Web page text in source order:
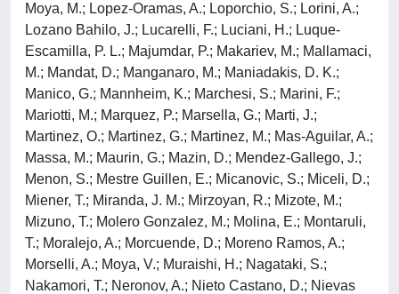
Moya, M.; Lopez-Oramas, A.; Loporchio, S.; Lorini, A.;
Lozano Bahilo, J.; Lucarelli, F.; Luciani, H.; Luque-
Escamilla, P. L.; Majumdar, P.; Makariev, M.; Mallamaci,
M.; Mandat, D.; Manganaro, M.; Maniadakis, D. K.;
Manico, G.; Mannheim, K.; Marchesi, S.; Marini, F.;
Mariotti, M.; Marquez, P.; Marsella, G.; Marti, J.;
Martinez, O.; Martinez, G.; Martinez, M.; Mas-Aguilar, A.;
Massa, M.; Maurin, G.; Mazin, D.; Mendez-Gallego, J.;
Menon, S.; Mestre Guillen, E.; Micanovic, S.; Miceli, D.;
Miener, T.; Miranda, J. M.; Mirzoyan, R.; Mizote, M.;
Mizuno, T.; Molero Gonzalez, M.; Molina, E.; Montaruli,
T.; Moralejo, A.; Morcuende, D.; Moreno Ramos, A.;
Morselli, A.; Moya, V.; Muraishi, H.; Nagataki, S.;
Nakamori, T.; Neronov, A.; Nieto Castano, D.; Nievas